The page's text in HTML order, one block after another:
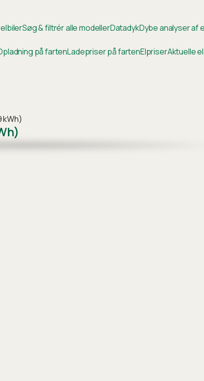
Søg & filtrér alle modellerDatadykDybe analyser af
på fartenLadepriser på fartenElpriserAktuelle
kWh)